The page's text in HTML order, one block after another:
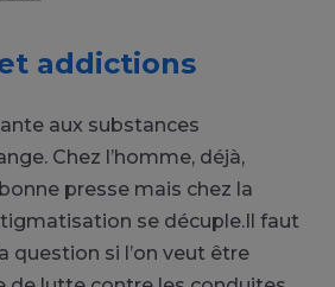
addictions
aux substances
Chez l’homme, déjà,
bonne presse mais chez la
se décuple.Il faut
question si l’on veut être